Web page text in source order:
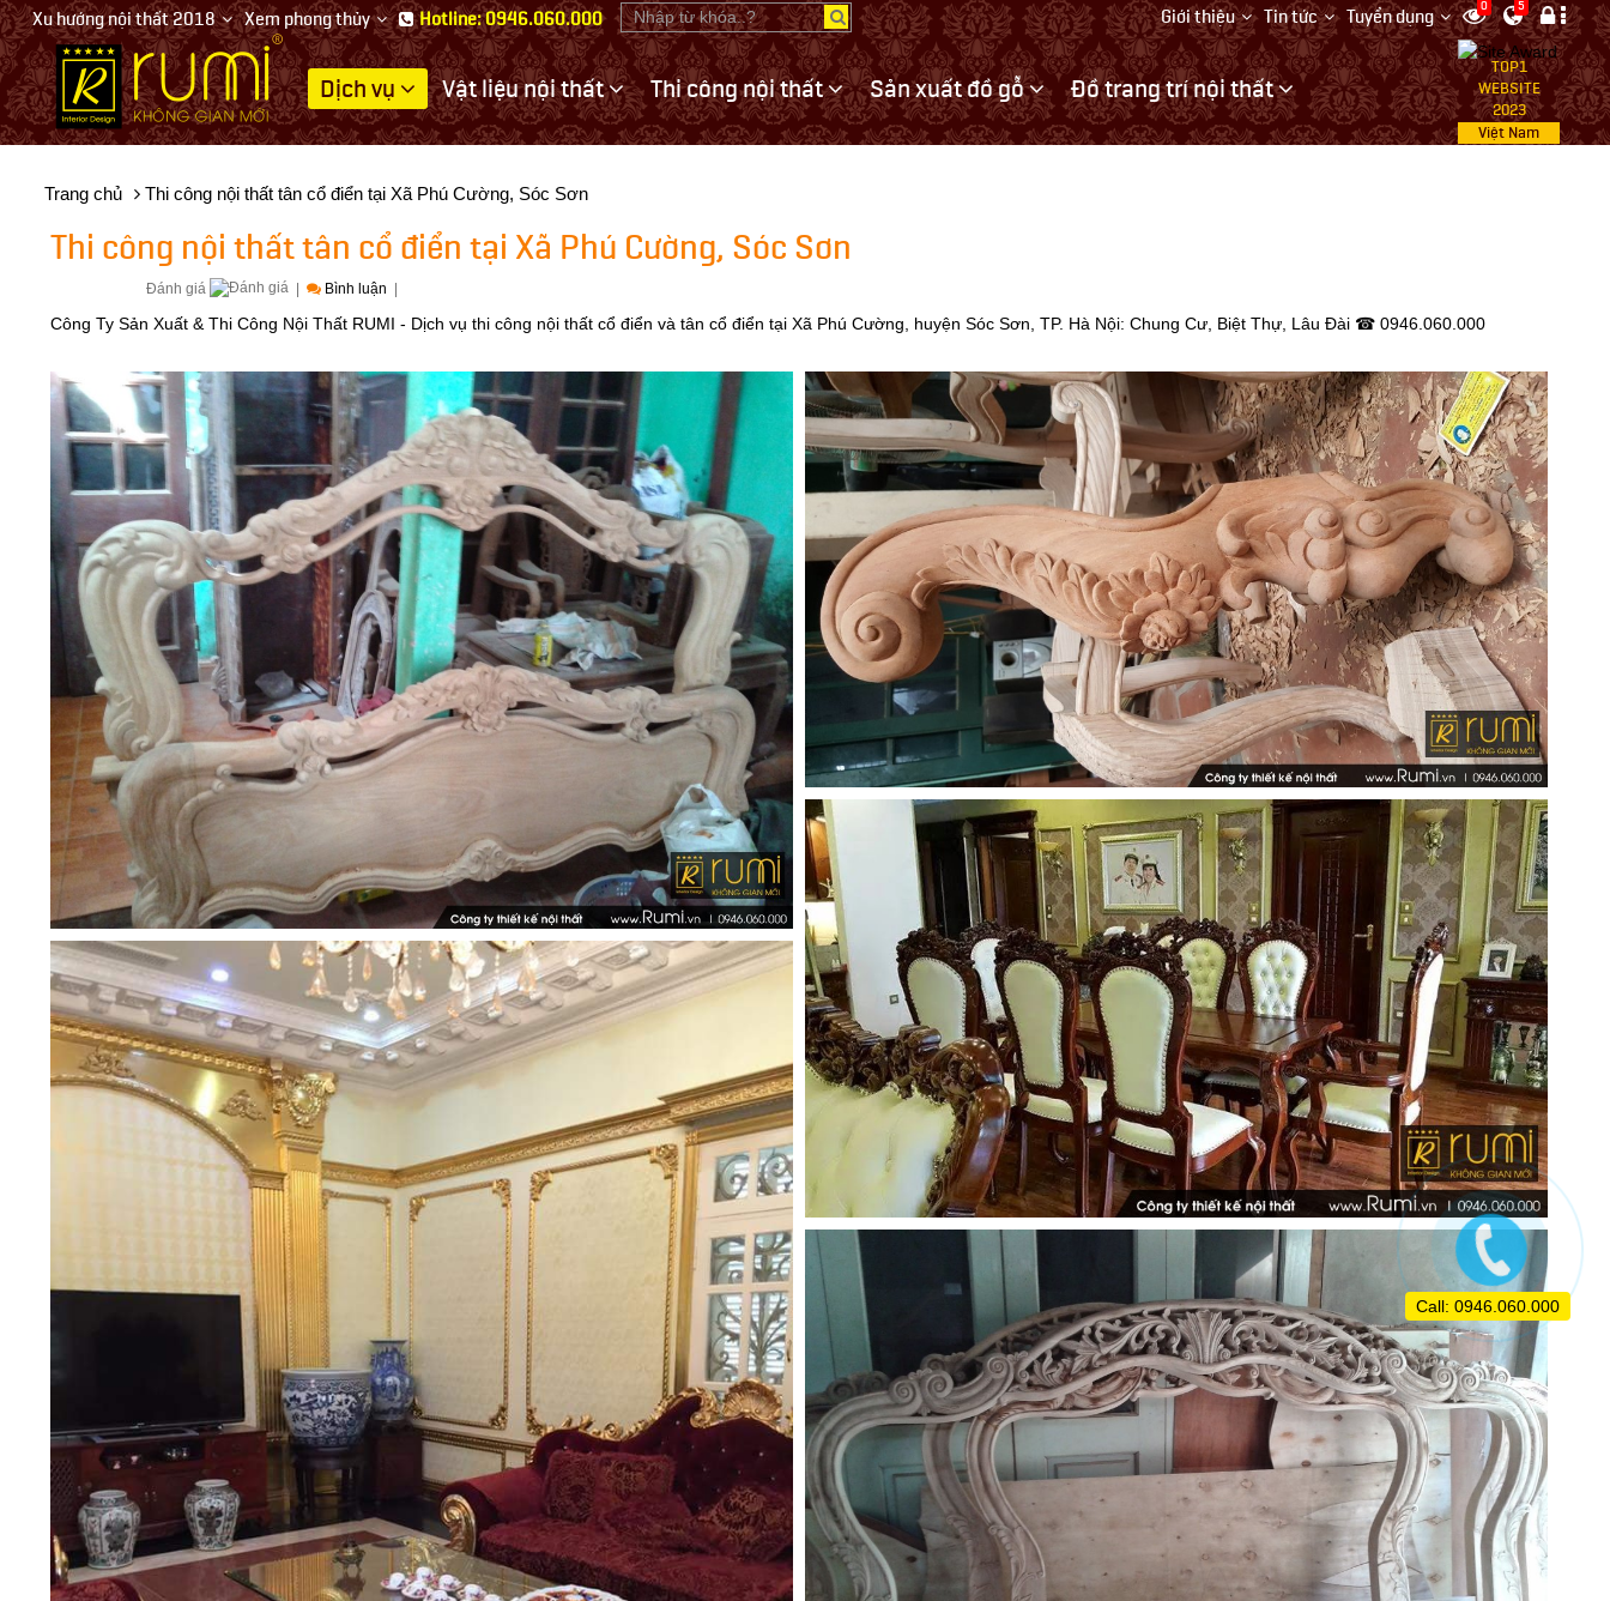
Xu hướng nội thất 2018 Xem phong thủy Hotline: 0946.060.000 Giới thiệu Tin tức Tuyển dụng 0 5
Thiết
nội
Dịch vụ Vật liệu nội thất Thi công nội thất Sản xuất đồ gỗ Đồ trang trí nội thất
TOP1
WEBSITE
2023
Việt Nam
Trang chủ Thi công nội thất tân cổ điển tại Xã Phú Cường, Sóc Sơn
Thi công nội thất tân cổ điển tại Xã Phú Cường, Sóc Sơn
Đánh giá | Bình luận
Công Ty Sản Xuất & Thi Công Nội Thất RUMI - Dịch vụ thi công nội thất cổ điển và tân cổ điển tại Xã Phú Cường, huyện Sóc Sơn, TP. Hà Nội: Chung Cư, Biệt Thự, Lâu Đài ☎ 0946.060.000
Call: 0946.060.000